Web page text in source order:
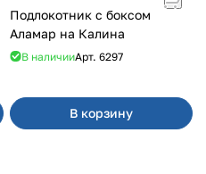
Подлокотник с боксом
Аламар на Калина
В наличииАрт. 6297
В корзину